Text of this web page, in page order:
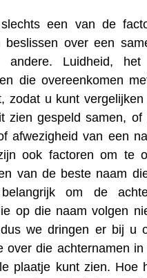
een van de
beslissen over een
andere. Luidheid,
die overeenkomen
zodat u kunt
zien gespeld samen, of
afwezigheid van een
ook factoren om te
van de beste naam
om de
op die naam volgen
we dringen er bij u
over die achternamen in
plaatje kunt zien. Hoe